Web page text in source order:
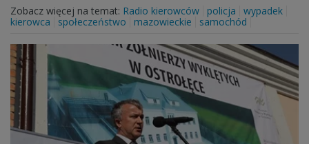
Zobacz więcej na temat: Radio kierowców policja
wypadek
kierowca
społeczeństwo mazowieckie samochód